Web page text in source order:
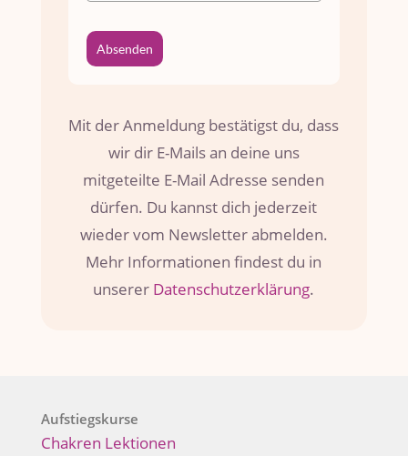
Absenden
Mit der Anmeldung bestätigst du, dass
wir dir E-Mails an deine uns
mitgeteilte E-Mail Adresse senden
dürfen. Du kannst dich jederzeit
wieder vom Newsletter abmelden.
Mehr Informationen findest du in
unserer Datenschutzerklärung.
Aufstiegskurse
Chakren Lektionen